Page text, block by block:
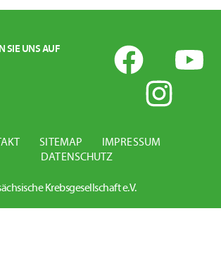
SIE UNS AUF
SITEMAP
IMPRESSUM
DATENSCHUTZ
Krebsgesellschaft e.V.